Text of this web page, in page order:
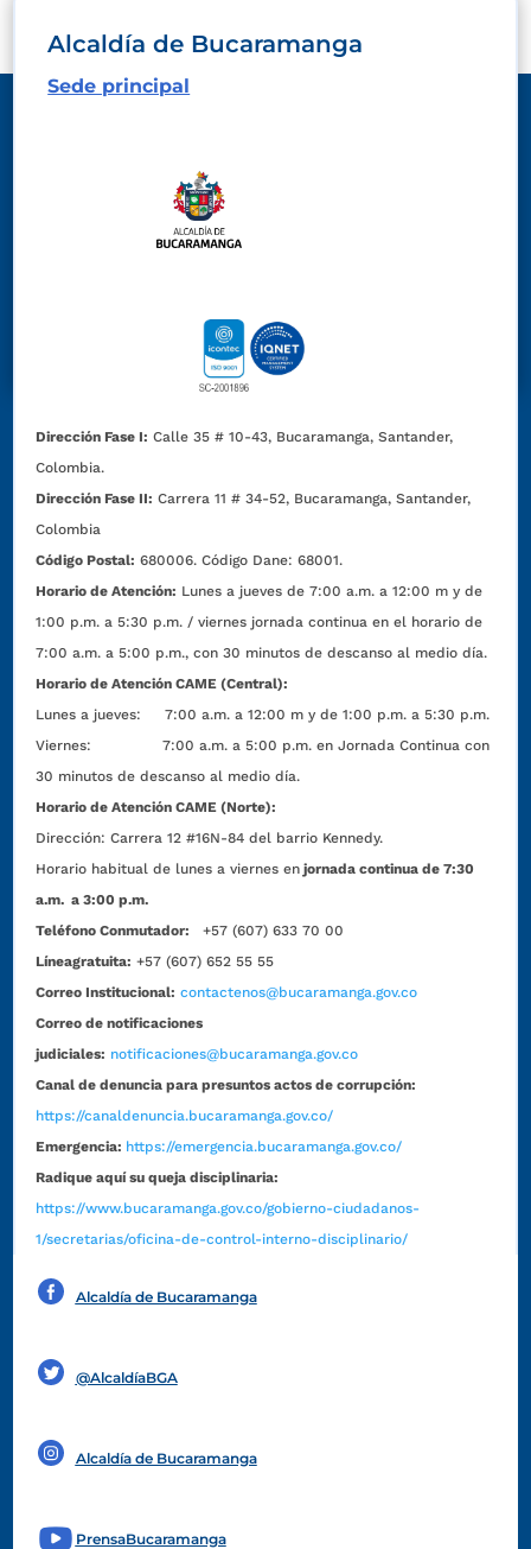
Alcaldía de Bucaramanga
Sede principal
Dirección Fase I: Calle 35 # 10-43, Bucaramanga, Santander,
Colombia.
Dirección Fase II: Carrera 11 # 34-52, Bucaramanga, Santander,
Colombia
Código Postal: 680006. Código Dane: 68001.
Horario de Atención: Lunes a jueves de 7:00 a.m. a 12:00 m y de
1:00 p.m. a 5:30 p.m. / viernes jornada continua en el horario de
7:00 a.m. a 5:00 p.m., con 30 minutos de descanso al medio día.
Horario de Atención CAME (Central):
Lunes a jueves: 7:00 a.m. a 12:00 m y de 1:00 p.m. a 5:30 p.m.
Viernes: 7:00 a.m. a 5:00 p.m. en Jornada Continua con
30 minutos de descanso al medio día.
Horario de Atención CAME (Norte):
Dirección:Carrera 12 #16N-84 del barrio Kennedy.
Horario habitual de lunes a viernes en jornada continua de 7:30
a.m. a 3:00 p.m.
Teléfono Conmutador:
+57 (607) 633 70 00
Líneagratuita: +57 (607) 652 55 55
Correo Institucional: contactenos@bucaramanga.gov.co
Correo de notificaciones
judiciales: notificaciones@bucaramanga.gov.co
Canal de denuncia para presuntos actos de corrupción:
https://canaldenuncia.bucaramanga.gov.co/
Emergencia: https://emergencia.bucaramanga.gov.co/
Radique aquí su queja disciplinaria:
https://www.bucaramanga.gov.co/gobierno-ciudadanos-
1/secretarias/oficina-de-control-interno-disciplinario/
Alcaldía de Bucaramanga
@AlcaldíaBGA
Alcaldía de Bucaramanga
PrensaBucaramanga